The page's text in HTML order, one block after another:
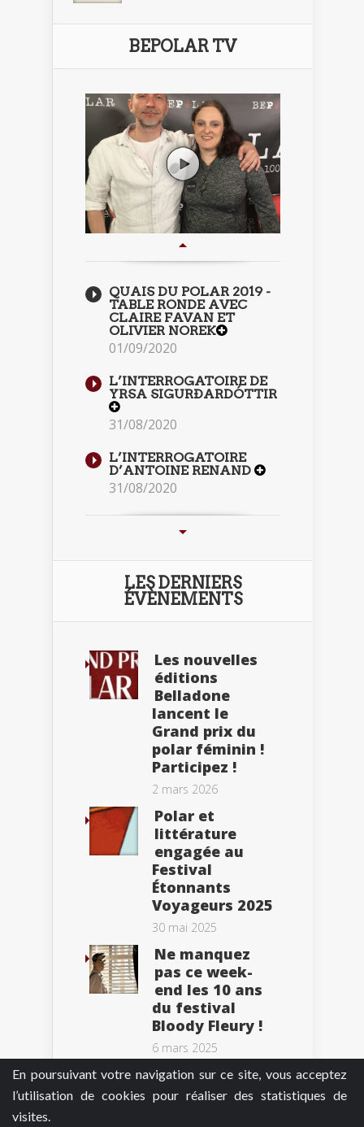
En poursuivant votre navigation sur ce site, vous acceptez
l’utilisation de cookies pour réaliser des statistiques de
visites.
BEPOLAR TV
QUAIS DU POLAR 2019 -
TABLE RONDE AVEC
CLAIRE FAVAN ET
OLIVIER NOREK
01/09/2020
L’INTERROGATOIRE DE
YRSA SIGURÐARDÓTTIR
31/08/2020
L’INTERROGATOIRE
D’ANTOINE RENAND
31/08/2020
LES DERNIERS
ÉVÈNEMENTS
Les nouvelles
éditions
Belladone
lancent le
Grand prix du
polar féminin !
Participez !
2 mars 2026
Polar et
littérature
engagée au
Festival
Étonnants
Voyageurs 2025
30 mai 2025
Ne manquez
pas ce week-
end les 10 ans
du festival
Bloody Fleury !
6 mars 2025